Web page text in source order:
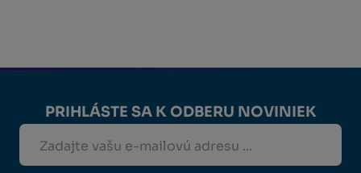
PRIHLÁSTE SA K ODBERU NOVINIEK